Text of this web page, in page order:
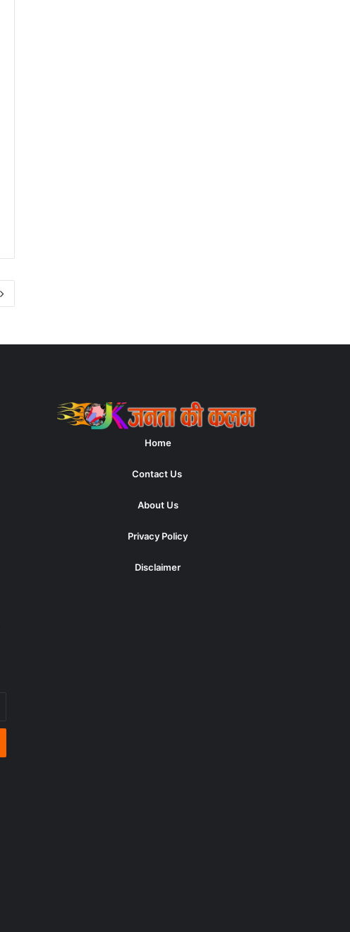
Home
Contact Us
About Us
Privacy Policy
Disclaimer